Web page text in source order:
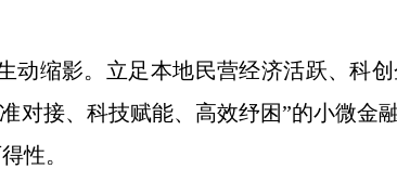
动缩影。立足本地民营经济活跃、科
对接、科技赋能、高效纾困”的小微金
性。